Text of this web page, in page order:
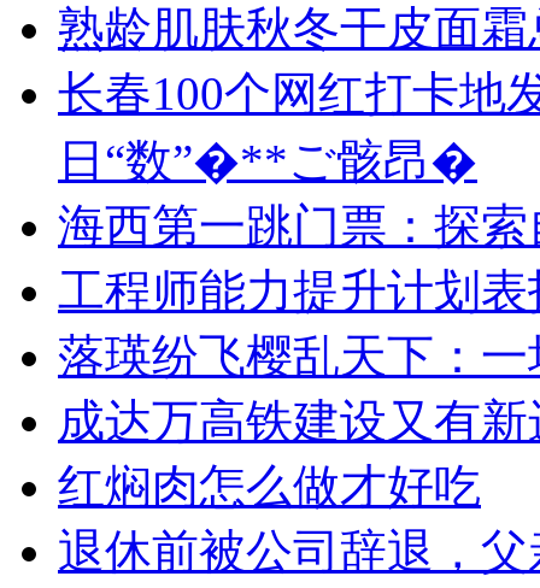
熟龄肌肤秋冬干皮面
长春100个网红打卡地
日“数”�**ご骸昂�
海西第一跳门票：探
工程师能力提升计划表
落瑛纷飞樱乱天下：
成达万高铁建设又有
红焖肉怎么做才好吃
退休前被公司辞退，